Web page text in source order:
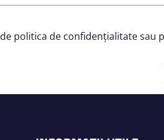
politica de confidențialitate sau